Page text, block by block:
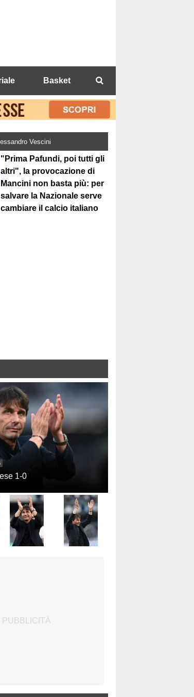
Basket
Vescini
"Prima Pafundi, poi tutti gli
altri", la provocazione di
Mancini non basta più: per
salvare la Nazionale serve
cambiare il calcio italiano
1-0